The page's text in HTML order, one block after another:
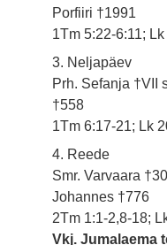
Porfiiri †1991
1Tm 5:22-6:11;
3. Neljapäev
Prh. Sefanja †VII
†558
1Tm 6:17-21; Lk
4. Reede
Smr. Varvaara
Johannes †776
2Tm 1:1-2,8-18;
Vkj. Jumalaema